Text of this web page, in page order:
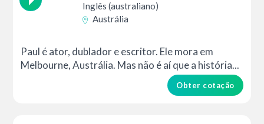
Inglês (australiano)
Austrália
Paul é ator, dublador e escritor. Ele mora em
Melbourne, Austrália. Mas não é aí que a história...
Obter cotação